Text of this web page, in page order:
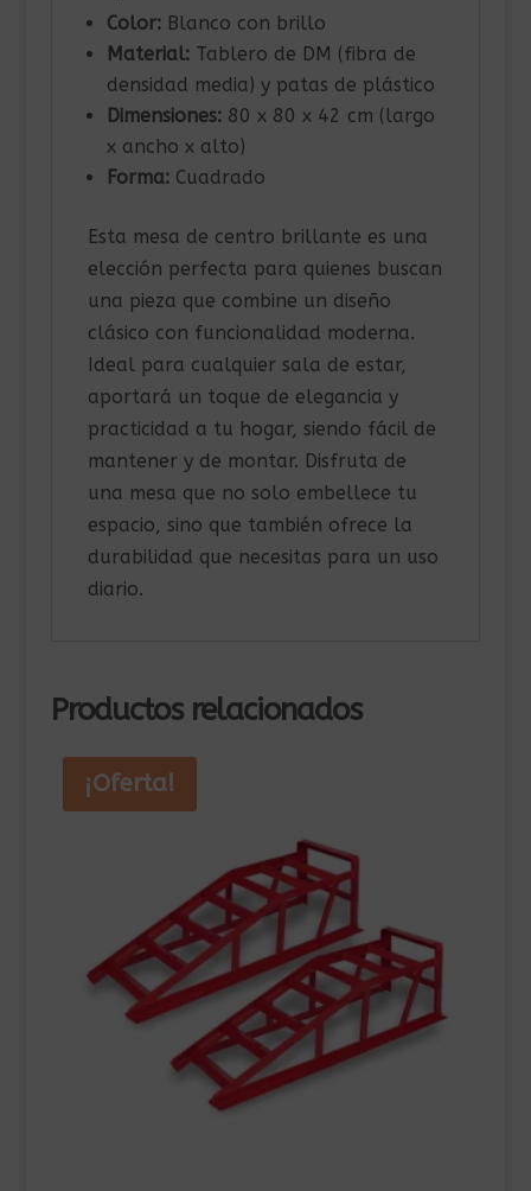
Color:Blanco con brillo
Material:Tablero de DM (fibra de
densidad media) y patas de plástico
Dimensiones:80 x 80 x 42 cm (largo
x ancho x alto)
Forma:Cuadrado
Esta mesa de centro brillante es una
elección perfecta para quienes buscan
una pieza que combine un diseño
clásico con funcionalidad moderna.
Ideal para cualquier sala de estar,
aportará un toque de elegancia y
practicidad a tu hogar, siendo fácil de
mantener y de montar. Disfruta de
una mesa que no solo embellece tu
espacio, sino que también ofrece la
durabilidad que necesitas para un uso
diario.
Productos relacionados
¡Oferta!